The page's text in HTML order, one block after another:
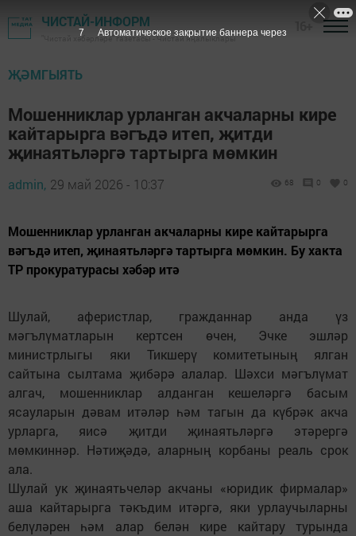
ЧИСТАЙ-ИНФОРМ
"Чистай хәбәрләре" газетасы - Чистай яңалыклары
ҖӘМГЫЯТЬ
Мошенниклар урланган акчаларны кире
кайтарырга вәгъдә итеп, җитди
җинаятьләргә тартырга мөмкин
admin, 29 май 2026 - 10:37 68 0 0
Мошенниклар урланган акчаларны кире кайтарырга
вәгъдә итеп, җинаятьләргә тартырга мөмкин. Бу хакта
ТР прокуратурасы хәбәр итә
Шулай, аферистлар, гражданнар анда үз
мәгълүматларын кертсен өчен, Эчке эшләр
министрлыгы яки Тикшерү комитетының ялган
сайтына сылтама җибәрә алалар. Шәхси мәгълүмат
алгач, мошенниклар алданган кешеләргә басым
ясауларын дәвам итәләр һәм тагын да күбрәк акча
урларга, яисә җитди җинаятьләргә этәрергә
мөмкиннәр. Нәтиҗәдә, аларның корбаны реаль срок
ала.
Шулай ук җинаятьчеләр акчаны «юридик фирмалар»
аша кайтарырга тәкъдим итәргә, яки урлаучыларны
белүләрен һәм алар белән кире кайтару турында
5 Автоматическое закрытие баннера через